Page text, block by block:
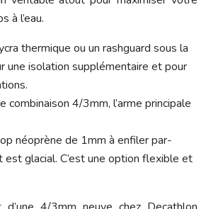
à l’eau.
thermique ou un rashguard sous la
une isolation supplémentaire et pour
combinaison 4/3mm, l’arme principale
néoprène de 1mm à enfiler par-
est glacial. C’est une option flexible et